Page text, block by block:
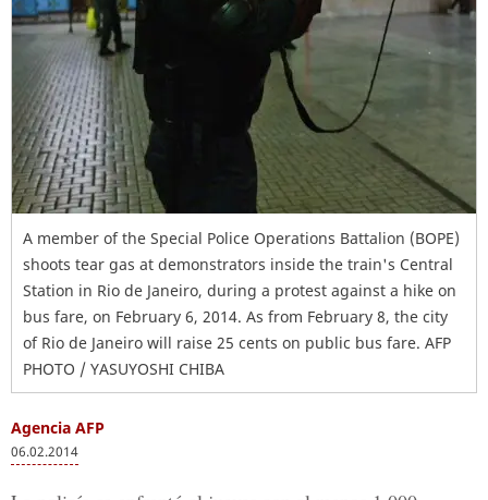
A member of the Special Police Operations Battalion (BOPE)
shoots tear gas at demonstrators inside the train's Central
Station in Rio de Janeiro, during a protest against a hike on
bus fare, on February 6, 2014. As from February 8, the city
of Rio de Janeiro will raise 25 cents on public bus fare. AFP
PHOTO / YASUYOSHI CHIBA
Agencia AFP
06.02.2014